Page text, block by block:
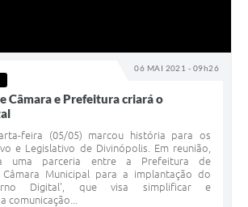
06 MAI 2021 - 09h26
Câmara e Prefeitura criará o
feira (05/05) marcou história para os
e Legislativo de Divinópolis. Em reunião,
uma parceria entre a Prefeitura de
Municipal para a implantação do
Digital', que visa simplificar e
comunicação...